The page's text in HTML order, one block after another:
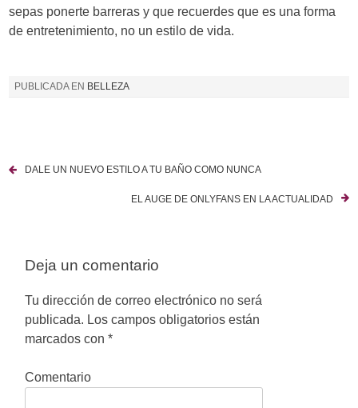
sepas ponerte barreras y que recuerdes que es una forma
de entretenimiento, no un estilo de vida.
PUBLICADA EN BELLEZA
DALE UN NUEVO ESTILO A TU BAÑO COMO NUNCA
EL AUGE DE ONLYFANS EN LA ACTUALIDAD
Deja un comentario
Tu dirección de correo electrónico no será
publicada. Los campos obligatorios están
marcados con*
Comentario